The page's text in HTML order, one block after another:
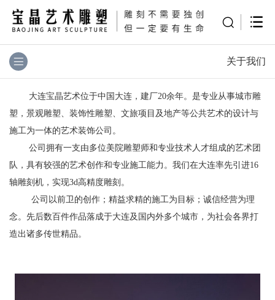
关于我们
大连宝晶艺术位于中国大连，建厂20余年。是专业从事城市雕
塑，景观雕塑、装饰性雕塑、文旅项目及地产等公共艺术的设计与
施工为一体的艺术装饰公司。
公司拥有一支由多位美院雕塑师和专业技术人才组成的艺术团
队，具有较强的艺术创作和专业施工能力。我们在大连率先引进16
轴雕刻机，实现3d高精度雕刻。
公司以前卫的创作；精益求精的施工为目标；诚信经营为理
念。先后数百件作品落成于大连及国内外多个城市，为社会各界打
造出诸多传世精品。